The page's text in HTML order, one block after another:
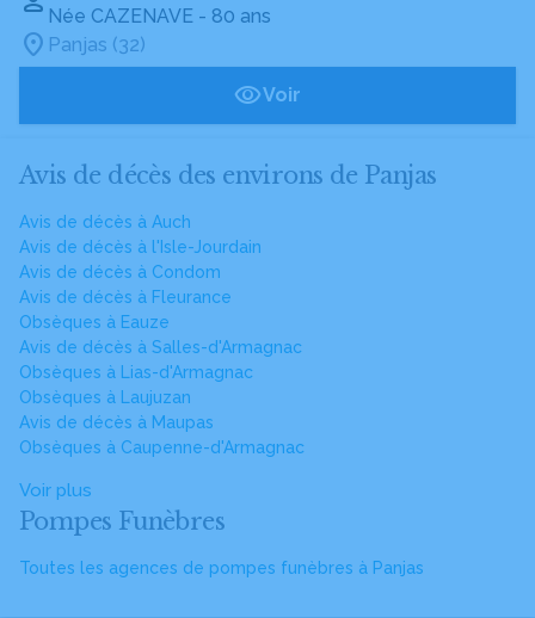
Née CAZENAVE - 80 ans
Panjas (32)
Voir
Avis de décès des environs de Panjas
Avis de décès à Auch
Avis de décès à l'Isle-Jourdain
Avis de décès à Condom
Avis de décès à Fleurance
Obsèques à Eauze
Avis de décès à Salles-d'Armagnac
Obsèques à Lias-d'Armagnac
Obsèques à Laujuzan
Avis de décès à Maupas
Obsèques à Caupenne-d'Armagnac
Voir plus
Pompes Funèbres
Toutes les agences de pompes funèbres à Panjas